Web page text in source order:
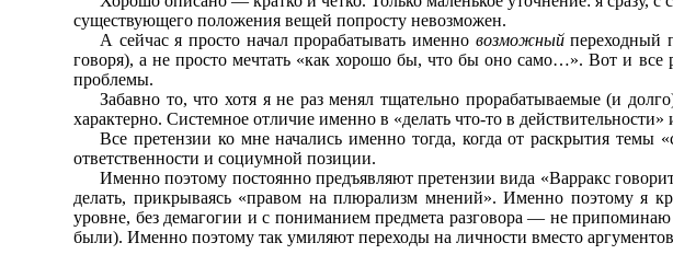
существующего положения вещей попросту невозможен.
А сейчас я просто начал прорабатывать именно возможныйпереходный
говоря), а не просто мечтать «как хорошо бы, что бы оно само…». Вот и
проблемы.
Забавно то, что хотя я не раз менял тщательно прорабатываемые (и
характерно. Системное отличие именно в «делать что-то в
Все претензии ко мне начались именно тогда, когда от раскрытия
ответственности и социумной позиции.
Именно поэтому постоянно предъявляют претензии вида «Варракс
делать, прикрываясь «правом на плюрализм мнений». Именно поэтому я
уровне, без демагогии и с пониманием предмета разговора — не
были). Именно поэтому так умиляют переходы на личности вместо